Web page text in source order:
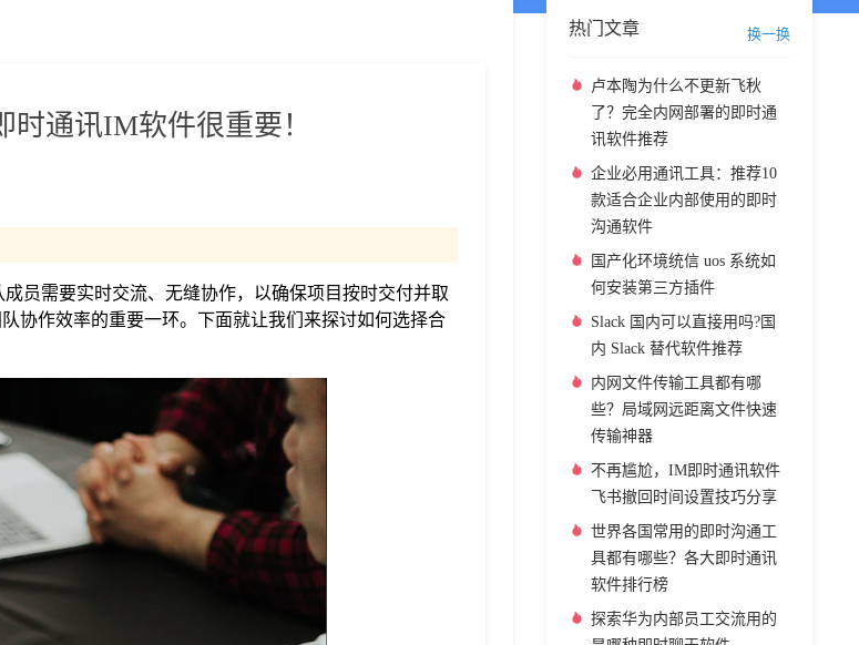
通讯IM软件很重要！
员需要实时交流、无缝协作，以确保项目按时交付并取
协作效率的重要一环。下面就让我们来探讨如何选择合
热门文章 换一换
卢本陶为什么不更新飞秋
了？完全内网部署的即时通
讯软件推荐
企业必用通讯工具：推荐10
款适合企业内部使用的即时
沟通软件
国产化环境统信 uos 系统如
何安装第三方插件
Slack 国内可以直接用吗?国
内 Slack 替代软件推荐
内网文件传输工具都有哪
些？局域网远距离文件快速
传输神器
不再尴尬，IM即时通讯软件
飞书撤回时间设置技巧分享
世界各国常用的即时沟通工
具都有哪些？各大即时通讯
软件排行榜
探索华为内部员工交流用的